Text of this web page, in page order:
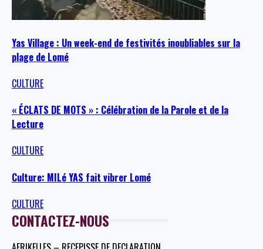
Yas Village : Un week-end de festivités inoubliables sur la
plage de Lomé
CULTURE
« ÉCLATS DE MOTS » : Célébration de la Parole et de la
Lecture
CULTURE
Culture: MILé YAS fait vibrer Lomé
CULTURE
CONTACTEZ-NOUS